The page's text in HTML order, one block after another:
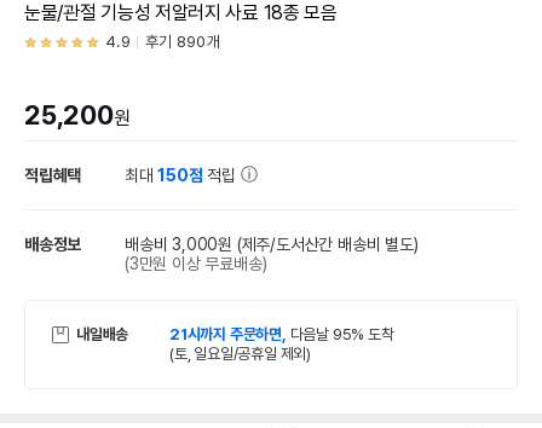
눈물/관절 기능성 저알러지 사료 18종 모음
4.9 후기 890개
25,200원
적립혜택 최대150점 적립
배송정보 배송비 3,000원 (제주/도서산간 배송비 별도)
(3만원 이상 무료배송)
내일배송 21시까지 주문하면, 다음날 95% 도착
(토, 일요일/공휴일 제외)